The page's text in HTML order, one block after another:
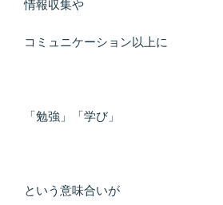
情報収集や
コミュニケーション以上に
「勉強」「学び」
という意味合いが